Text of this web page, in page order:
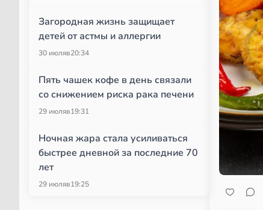
Загородная жизнь защищает
детей от астмы и аллергии
30 июляв20:34
Пять чашек кофе в день связали
со снижением риска рака печени
29 июляв19:31
Ночная жара стала усиливаться
быстрее дневной за последние 70
лет
29 июляв19:25